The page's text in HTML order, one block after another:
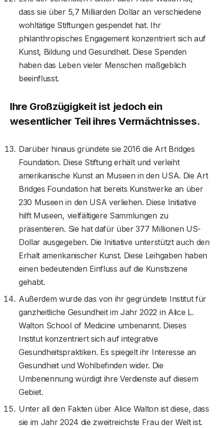
dass sie über 5,7 Milliarden Dollar an verschiedene
wohltätige Stiftungen gespendet hat. Ihr
philanthropisches Engagement konzentriert sich auf
Kunst, Bildung und Gesundheit. Diese Spenden
haben das Leben vieler Menschen maßgeblich
beeinflusst.
Ihre Großzügigkeit ist jedoch ein
wesentlicher Teil ihres Vermächtnisses.
Darüber hinaus gründete sie 2016 die Art Bridges
Foundation. Diese Stiftung erhält und verleiht
amerikanische Kunst an Museen in den USA. Die Art
Bridges Foundation hat bereits Kunstwerke an über
230 Museen in den USA verliehen. Diese Initiative
hilft Museen, vielfältigere Sammlungen zu
präsentieren. Sie hat dafür über 377 Millionen US-
Dollar ausgegeben. Die Initiative unterstützt auch den
Erhalt amerikanischer Kunst. Diese Leihgaben haben
einen bedeutenden Einfluss auf die Kunstszene
gehabt.
Außerdem wurde das von ihr gegründete Institut für
ganzheitliche Gesundheit im Jahr 2022 in Alice L.
Walton School of Medicine umbenannt. Dieses
Institut konzentriert sich auf integrative
Gesundheitspraktiken. Es spiegelt ihr Interesse an
Gesundheit und Wohlbefinden wider. Die
Umbenennung würdigt ihre Verdienste auf diesem
Gebiet.
Unter all den Fakten über Alice Walton ist diese, dass
sie im Jahr 2024 die zweitreichste Frau der Welt ist.